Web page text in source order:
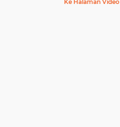
Ke Halaman Video